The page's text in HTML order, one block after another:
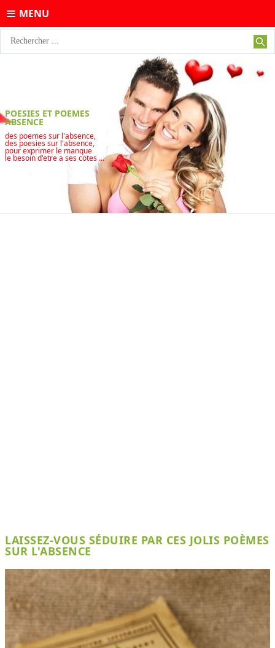
MENU
POESIES ET POEMES
ABSENCE
des poemes sur l'absence,
des poesies sur l'absence,
pour exprimer le manque
le besoin d'etre a ses cotes ...
LAISSEZ-VOUS SÉDUIRE PAR CES JOLIS POÈMES
SUR L'ABSENCE